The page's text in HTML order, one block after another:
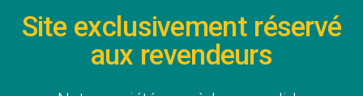
Site exclusivement réservé
aux revendeurs